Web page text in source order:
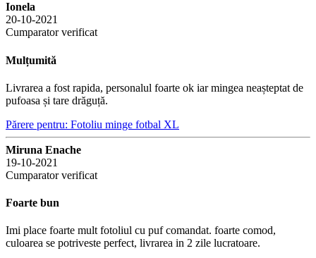
Ionela
20-10-2021
Cumparator verificat
Mulțumită
Livrarea a fost rapida, personalul foarte ok iar mingea neașteptat de
pufoasa și tare drăguță.
Părere pentru: Fotoliu minge fotbal XL
Miruna Enache
19-10-2021
Cumparator verificat
Foarte bun
Imi place foarte mult fotoliul cu puf comandat. foarte comod,
culoarea se potriveste perfect, livrarea in 2 zile lucratoare.